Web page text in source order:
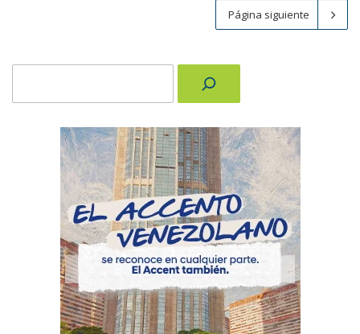
Página siguiente